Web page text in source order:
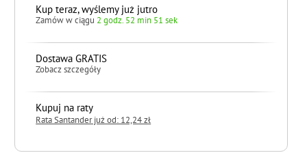
Kup teraz, wyślemy już jutro
Zamów w ciągu 2 godz. 52 min 50 sek
Dostawa GRATIS
Zobacz szczegóły
Kupuj na raty
Rata Santander już od: 12,24 zł